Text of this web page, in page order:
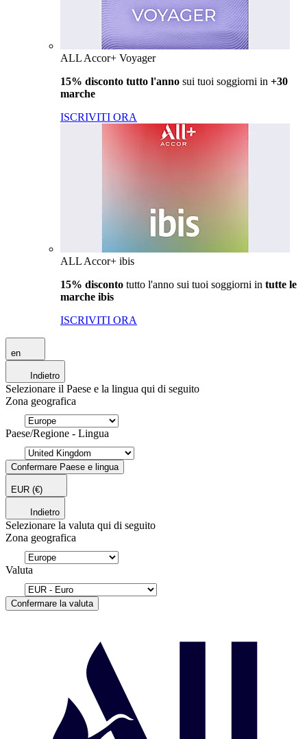
ALL Accor+ Voyager
15% disconto tutto l'anno sui tuoi soggiorni in +30
marche
ISCRIVITI ORA
ALL Accor+ ibis
15% disconto tutto l'anno sui tuoi soggiorni in tutte le
marche ibis
ISCRIVITI ORA
en
Indietro
Selezionare il Paese e la lingua qui di seguito
Zona geografica
Paese/Regione - Lingua
Confermare Paese e lingua
EUR (€)
Indietro
Selezionare la valuta qui di seguito
Zona geografica
Valuta
Confermare la valuta